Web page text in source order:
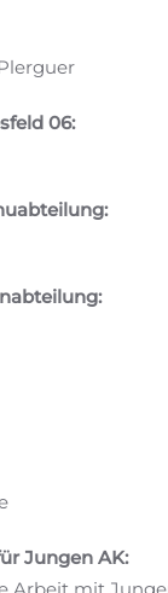
06:
Jungen AK: